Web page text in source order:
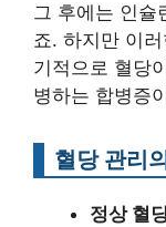
그 후에는 인슐
죠. 하지만 이
기적으로 혈당
병하는 합병증
혈당 관리
정상 혈